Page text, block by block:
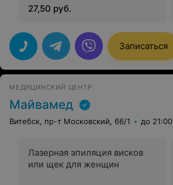
27,50 руб.
Записаться
МЕДИЦИНСКИЙ ЦЕНТР
Майвамед
Витебск, пр-т Московский, 66/1 до 21:00
Лазерная эпиляция висков
или щек для женщин